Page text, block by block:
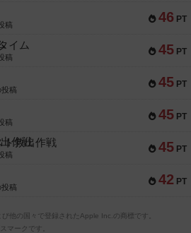
46 PT
稿
45 PT
イム
稿
45 PT
稿
45 PT
稿
45 PT
ト救出作戦
稿
42 PT
稿
他の国々で登録されたApple Inc.の商標です。
マークです。